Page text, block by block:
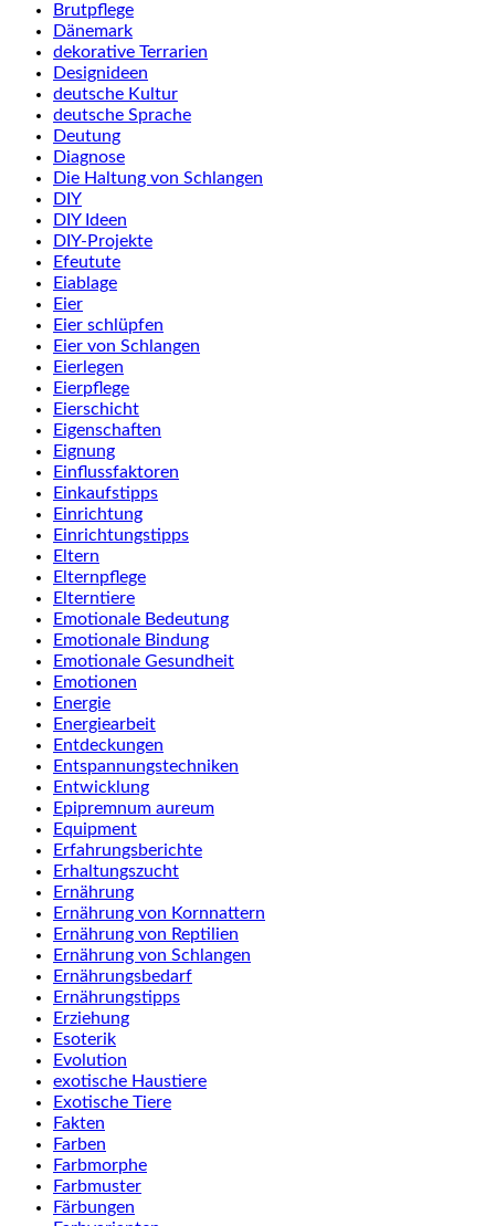
Brutpflege
Dänemark
dekorative Terrarien
Designideen
deutsche Kultur
deutsche Sprache
Deutung
Diagnose
Die Haltung von Schlangen
DIY
DIY Ideen
DIY-Projekte
Efeutute
Eiablage
Eier
Eier schlüpfen
Eier von Schlangen
Eierlegen
Eierpflege
Eierschicht
Eigenschaften
Eignung
Einflussfaktoren
Einkaufstipps
Einrichtung
Einrichtungstipps
Eltern
Elternpflege
Elterntiere
Emotionale Bedeutung
Emotionale Bindung
Emotionale Gesundheit
Emotionen
Energie
Energiearbeit
Entdeckungen
Entspannungstechniken
Entwicklung
Epipremnum aureum
Equipment
Erfahrungsberichte
Erhaltungszucht
Ernährung
Ernährung von Kornnattern
Ernährung von Reptilien
Ernährung von Schlangen
Ernährungsbedarf
Ernährungstipps
Erziehung
Esoterik
Evolution
exotische Haustiere
Exotische Tiere
Fakten
Farben
Farbmorphe
Farbmuster
Färbungen